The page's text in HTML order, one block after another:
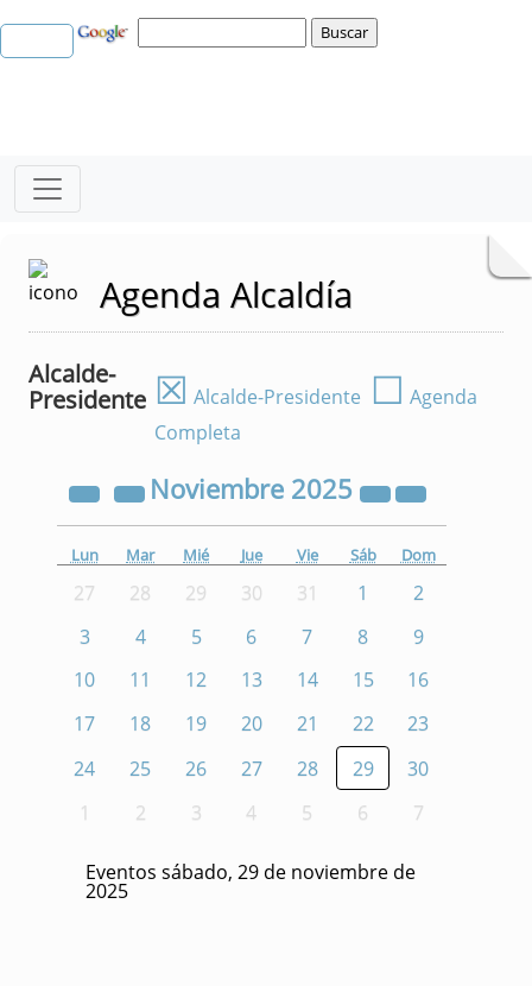
Agenda Alcaldía
Alcalde-
Presidente ☒ Alcalde-Presidente ☐ Agenda
Completa
Noviembre 2025
Lun Mar Mié Jue Vie Sáb Dom
27 28 29 30 31 1
2
3
4 5 6 7 8
9
10
11 12 13 14 15
16
17
18 19 20 21 22
23
24
25 26 27 28 29
30
1
2 3 4 5 6 7
Eventos sábado, 29 de noviembre de
2025